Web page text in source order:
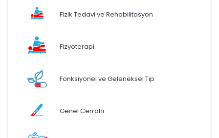
Fizik Tedavi ve Rehabilitasyon
Fizyoterapi
Fonksiyonel ve Geleneksel Tıp
Genel Cerrahi